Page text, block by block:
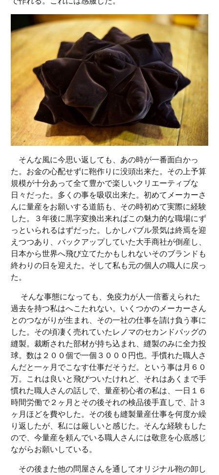
そんな風に今思い返しても、あの時が一番面白かっ
た。お金の心配せずに鞄作りに没頭出来た。その上予算
規模が十分あって全て豊かで楽しいクリエーティブな
日々だった。多くの事を吸収出来た。初めてメーカーさ
んに量産をお願いする道筋も、その時初めて実際に経験
した。３年後に黒字変換出来ればこの魅力的な職場にず
っといられるはずだった。しかしバブル景気は終焉を迎
えつつあり、バックアップしていた大手商社が倒産し、
日本から世界へ飛び立てたかもしれないそのブランドも
終わりの日を迎えた。そして私も元の個人の職人に戻っ
た。
そんな事態になっても、免疫力が人一倍蓄えられた
過去を持つ私はへこたれない。いくつかのメーカーさん
とのつながりが生まれ、その一社の仕事を請け負う事に
した。その頃凄く売れていたレノマのセカンドバッグの
縫製。裁断された部材が持ち込まれ、縫製のみに全力投
球。数は２００個で一個３０００円也。手慣れた職人さ
んだと一ヶ月でこなす仕事だそうだ。という事は月６０
万。これは良いと飛びついたけれど、それはあくまで手
慣れた職人さんの話しで、量産初心者の私は、一日１６
時間労働で２ヶ月とその後それの検品後手直しで、計３
ヶ月ほどを費やした。その後も縫製量産仕事を何度か繰
り返したが、私には厳しいと感じた。そんな経験もした
ので、今量産を頼んでいる職人さんには敬意を心底感じ
ながらお願いしている。
その後また他の問屋さんを通してオリジナル鞄の卸し